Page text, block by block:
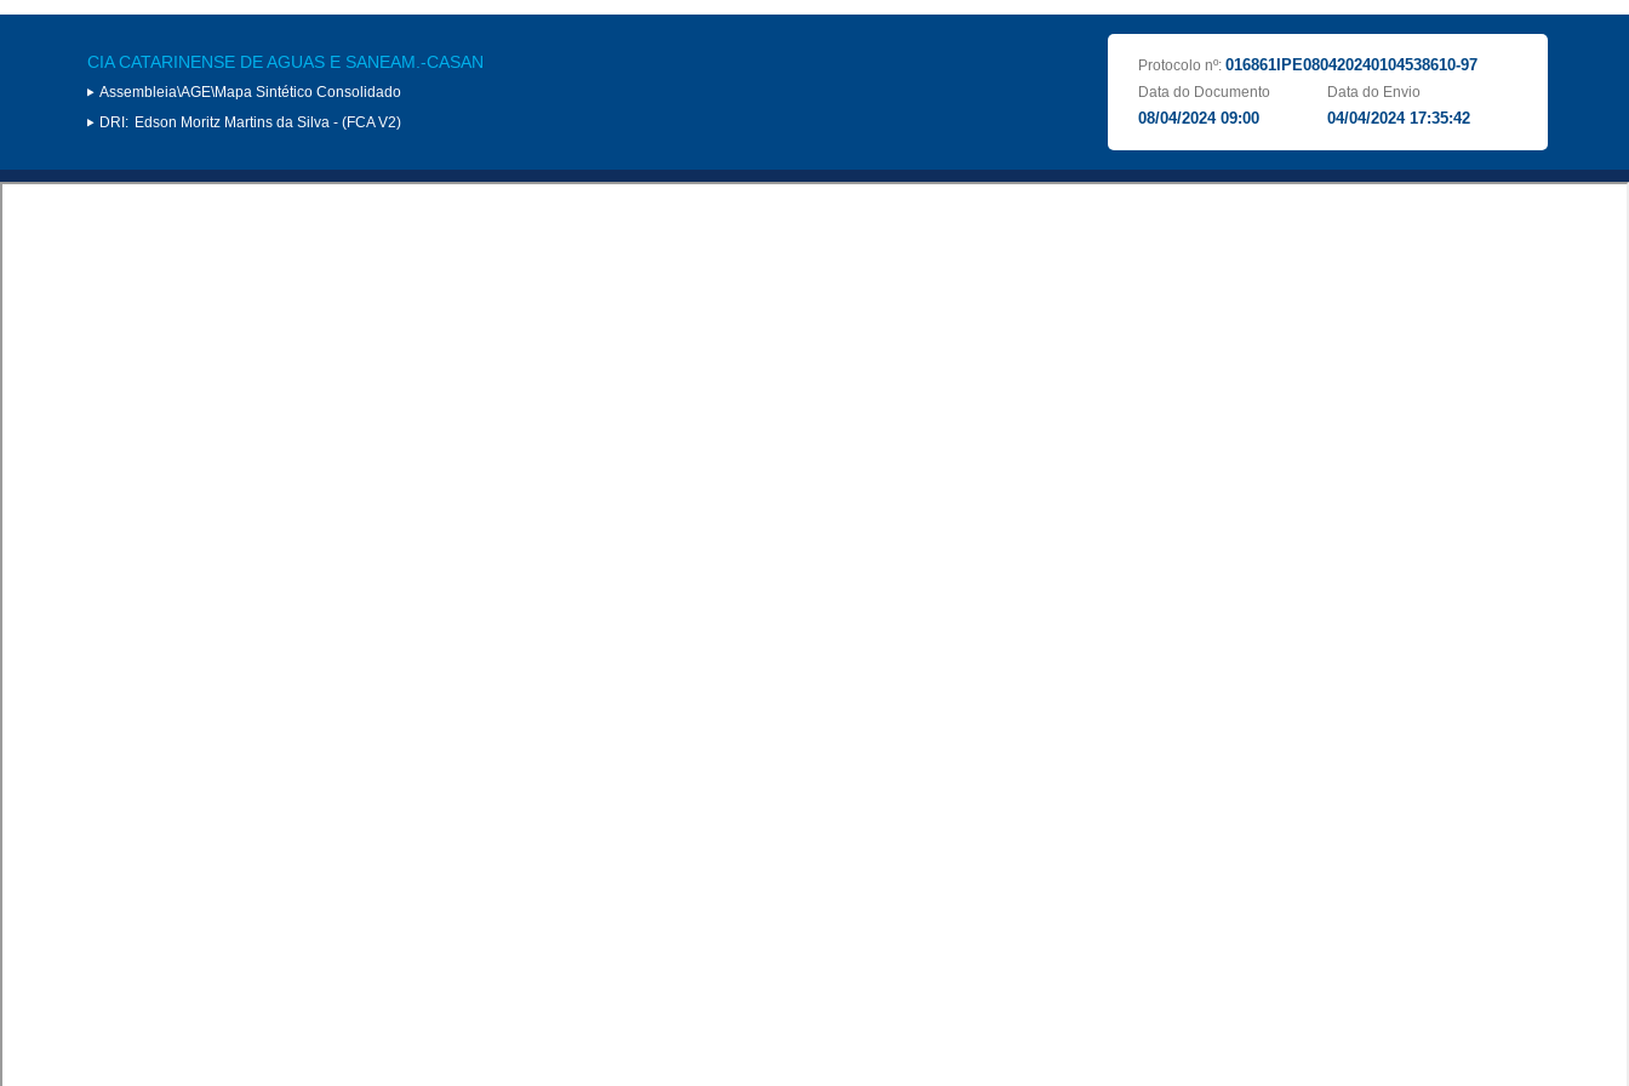
CIA CATARINENSE DE AGUAS E SANEAM.-CASAN
Assembleia\AGE\Mapa Sintético Consolidado
DRI: Edson Moritz Martins da Silva - (FCA V2)
Protocolo nº: 016861IPE080420240104538610-97
Data do Documento
08/04/2024 09:00
Data do Envio
04/04/2024 17:35:42